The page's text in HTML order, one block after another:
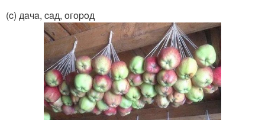
(c) дaчa, caд, oгopoд